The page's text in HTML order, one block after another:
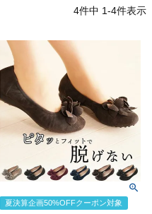
4件中 1-4件表示
夏決算企画50%OFFクーポン対象